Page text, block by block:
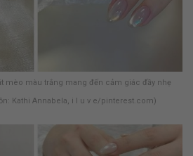
mèo màu trắng mang đến cảm giác đầy nhẹ
Kathi Annabela, i l u v e/pinterest.com)